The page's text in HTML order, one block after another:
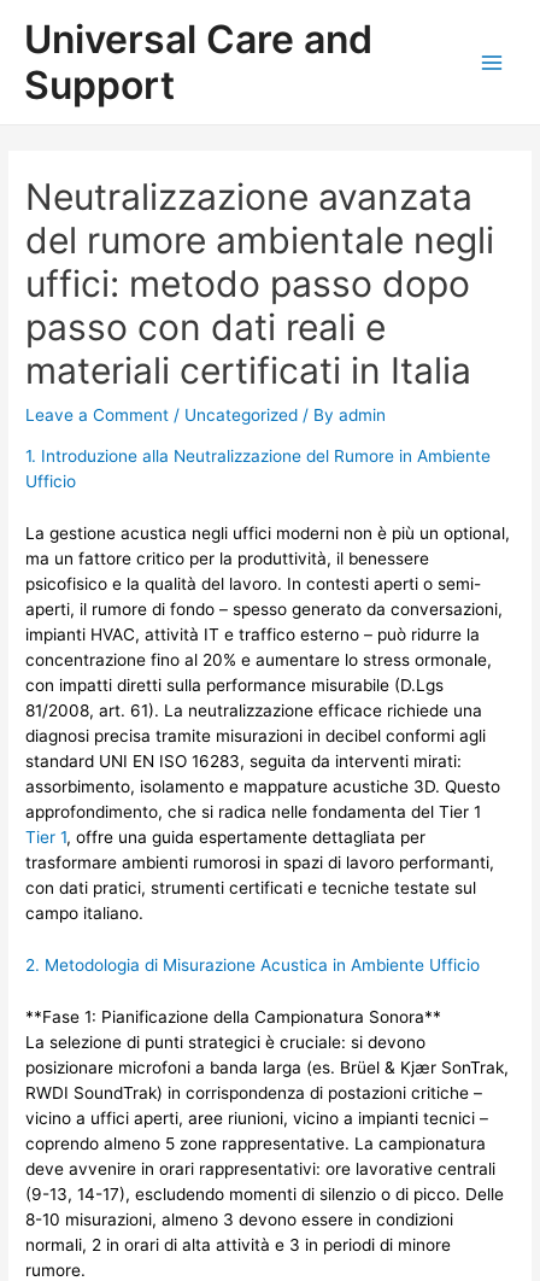
Universal Care and
Support
Neutralizzazione avanzata
del rumore ambientale negli
uffici: metodo passo dopo
passo con dati reali e
materiali certificati in Italia
Leave a Comment / Uncategorized / Byadmin
1. Introduzione alla Neutralizzazione del Rumore in Ambiente
Ufficio
La gestione acustica negli uffici moderni non è più un optional,
ma un fattore critico per la produttività, il benessere
psicofisico e la qualità del lavoro. In contesti aperti o semi-
aperti, il rumore di fondo – spesso generato da conversazioni,
impianti HVAC, attività IT e traffico esterno – può ridurre la
concentrazione fino al 20% e aumentare lo stress ormonale,
con impatti diretti sulla performance misurabile (D.Lgs
81/2008, art. 61). La neutralizzazione efficace richiede una
diagnosi precisa tramite misurazioni in decibel conformi agli
standard UNI EN ISO 16283, seguita da interventi mirati:
assorbimento, isolamento e mappature acustiche 3D. Questo
approfondimento, che si radica nelle fondamenta del Tier 1
Tier 1, offre una guida espertamente dettagliata per
trasformare ambienti rumorosi in spazi di lavoro performanti,
con dati pratici, strumenti certificati e tecniche testate sul
campo italiano.
2. Metodologia di Misurazione Acustica in Ambiente Ufficio
**Fase 1: Pianificazione della Campionatura Sonora**
La selezione di punti strategici è cruciale: si devono
posizionare microfoni a banda larga (es. Brüel & Kjær SonTrak,
RWDI SoundTrak) in corrispondenza di postazioni critiche –
vicino a uffici aperti, aree riunioni, vicino a impianti tecnici –
coprendo almeno 5 zone rappresentative. La campionatura
deve avvenire in orari rappresentativi: ore lavorative centrali
(9-13, 14-17), escludendo momenti di silenzio o di picco. Delle
8-10 misurazioni, almeno 3 devono essere in condizioni
normali, 2 in orari di alta attività e 3 in periodi di minore
rumore.